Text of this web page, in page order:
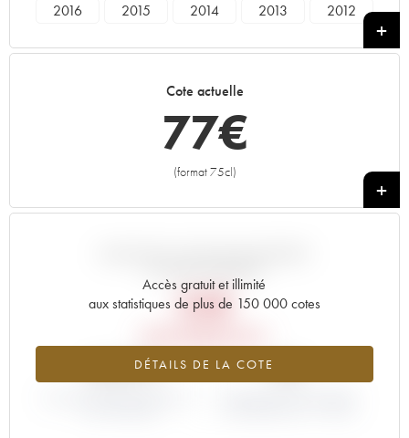
2016
2015 2014 2013
2012
Cote actuelle
77€
(format 75cl)
+
Accès gratuit et illimité
aux statistiques de plus de 150 000 cotes
DÉTAILS DE LA COTE
84€
-8.87%